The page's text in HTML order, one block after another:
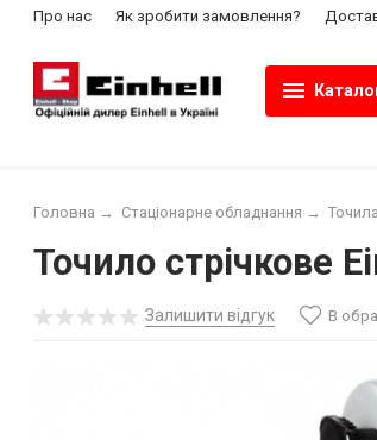
Про нас Як зробити замовлення?
Головна → Стаціонарне обладнання → Точила
Точило стрічкове
Залишити відгук В